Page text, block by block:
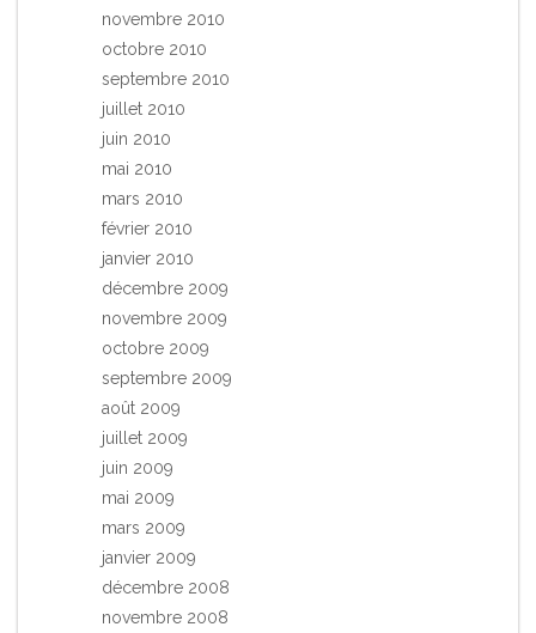
novembre 2010
octobre 2010
septembre 2010
juillet 2010
juin 2010
mai 2010
mars 2010
février 2010
janvier 2010
décembre 2009
novembre 2009
octobre 2009
septembre 2009
août 2009
juillet 2009
juin 2009
mai 2009
mars 2009
janvier 2009
décembre 2008
novembre 2008